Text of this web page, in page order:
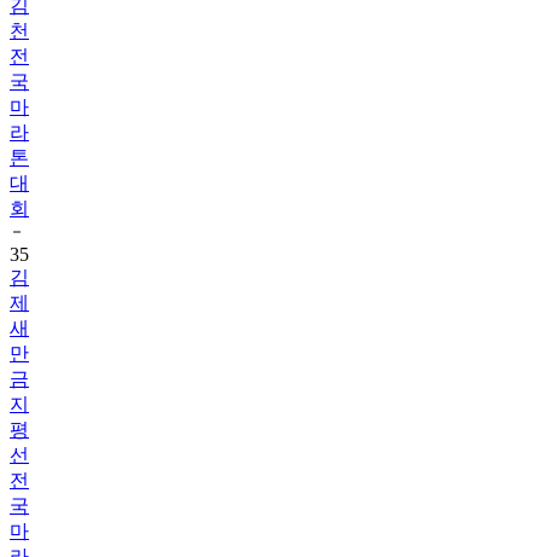
김
천
전
국
마
라
톤
대
회
35
김
제
새
만
금
지
평
선
전
국
마